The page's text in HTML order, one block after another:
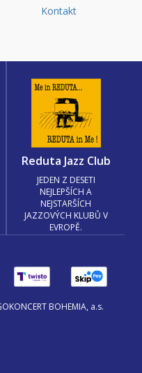
Kontakt
Reduta Jazz Club
JEDEN Z DESETI
NEJLEPŠÍCH A
NEJSTARŠÍCH
JAZZOVÝCH KLUBŮ V
EVROPĚ.
BOHEMIA, a.s.